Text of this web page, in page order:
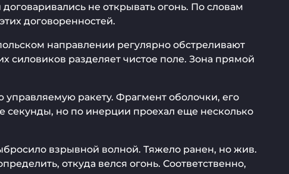
не открывать огонь. По словам
договоренностей.
направлении регулярно обстреливают
силовиков разделяет чистое поле. Зона прямой
ракету. Фрагмент оболочки, его
секунды, но по инерции проехал еще несколько
взрывной волной. Тяжело ранен, но жив.
откуда велся огонь. Соответственно,